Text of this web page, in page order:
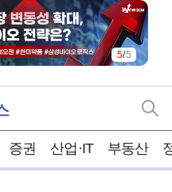
5/5
증권 산업·IT 부동산